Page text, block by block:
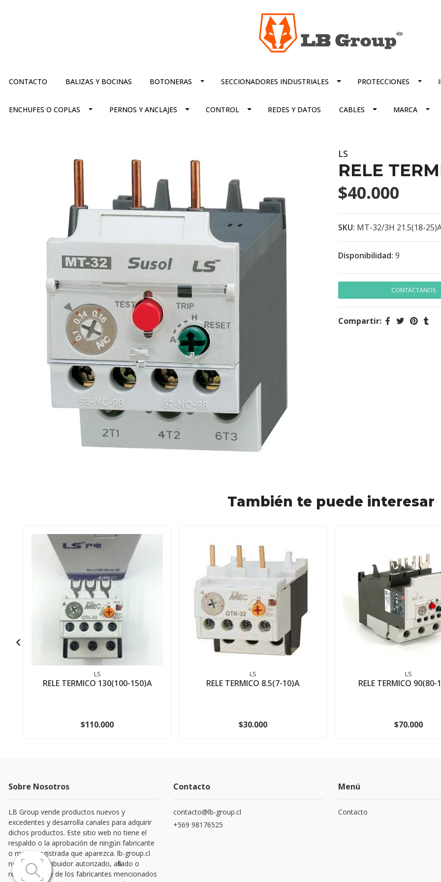
CONTACTO BALIZAS Y BOCINAS BOTONERAS SECCIONADORES INDUSTRIALES PROTECCIONES
ENCHUFES O COPLAS PERNOS Y ANCLAJES CONTROL REDES Y DATOS CABLES MARCA
LS
RELE
$40.000
SKU: MT-32/3H 21.5(18-
Disponibilidad: 9
CONTÁCTANOS
Compartir:
También te puede interesar
LS
RELE TERMICO 130(100-150)A
$110.000
LS
RELE TERMICO 8.5(7-10)A
$30.000
LS
RELE TERMICO 90(80-
$70.000
Sobre Nosotros
LB Group vende productos nuevos y
excedentes y desarrolla canales para adquirir
dichos productos. Este sitio web no tiene el
respaldo o la aprobación de ningún fabricante
o marca registrada que aparezca. lb-group.cl
no es un distribuidor autorizado, afiliado o
representante de los fabricantes mencionados
Contacto
contacto@lb-group.cl
+569 98176525
Menú
Contacto